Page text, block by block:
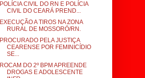
POLÍCIA CIVIL DO RN E POLÍCIA
CIVIL DO CEARÁ PREND...
EXECUÇÃO A TIROS NA ZONA
RURAL DE MOSSORÓ/RN.
PROCURADO PELA JUSTIÇA
CEARENSE POR FEMINICÍDIO
SE...
ROCAM DO 2º BPM APREENDE
DROGAS E ADOLESCENTE